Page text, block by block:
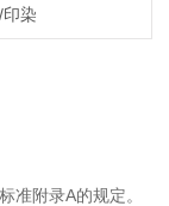
染
准附录A的规定。